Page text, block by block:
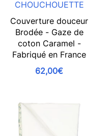
CHOUCHOUETTE
Couverture douceur
Brodée - Gaze de
coton Caramel -
Fabriqué en France
62,00€